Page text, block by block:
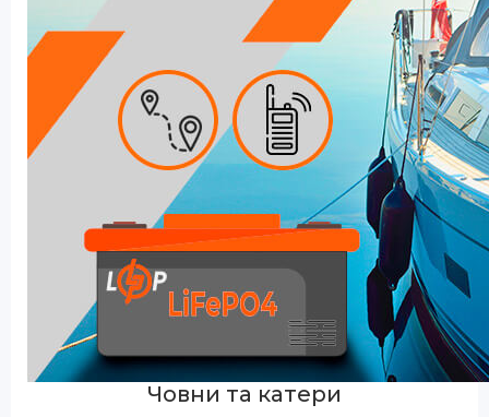
Човни та катери